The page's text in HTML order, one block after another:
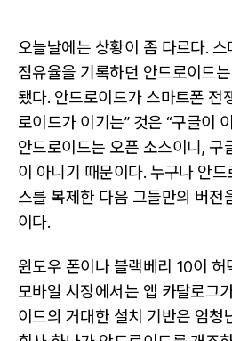
오늘날에는 상황이 좀 다르다.
점유율을 기록하던 안드로이드
됐다. 안드로이드가 스마트폰 전
로이드가 이기는” 것은 “구글이
안드로이드는 오픈 소스이니, 구
이 아니기 때문이다. 누구나 안
스를 복제한 다음 그들만의 버전
이다.
윈도우 폰이나 블랙베리 10이 허
모바일 시장에서는 앱 카탈로그
이드의 거대한 설치 기반은 엄청